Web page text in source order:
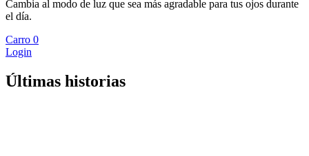
Cambia al modo de luz que sea más agradable para tus ojos durante
el día.
Carro 0
Login
Últimas historias